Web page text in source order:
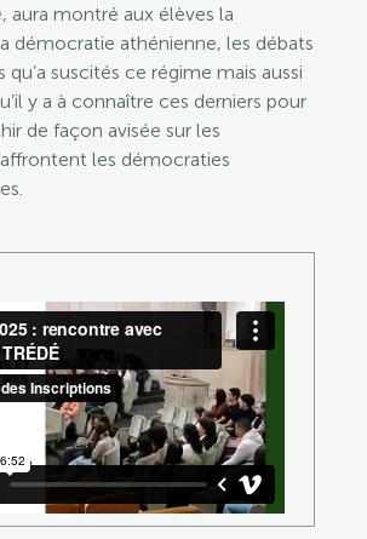
aura montré aux élèves la
démocratie athénienne, les débats
suscités ce régime mais aussi
y a à connaître ces derniers pour
de façon avisée sur les
les démocraties